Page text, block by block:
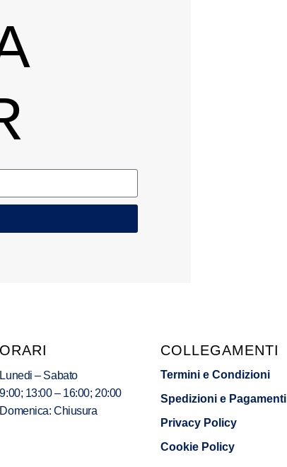
ORARI
Lunedi – Sabato
9:00; 13:00 – 16:00; 20:00
Domenica: Chiusura
COLLEGAMENTI
Termini e Condizioni
Spedizioni e Pagamenti
Privacy Policy
Cookie Policy